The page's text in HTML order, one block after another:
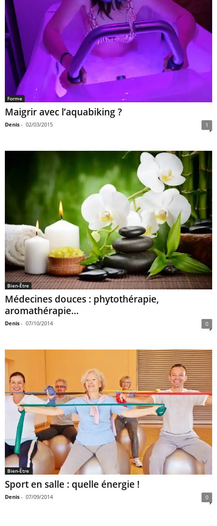
Forme
Maigrir avec l’aquabiking ?
Denis - 02/03/2015 1
Bien-Être
Médecines douces : phytothérapie,
aromathérapie…
Denis - 07/10/2014 0
Bien-Être
Sport en salle : quelle énergie !
Denis - 07/09/2014 0